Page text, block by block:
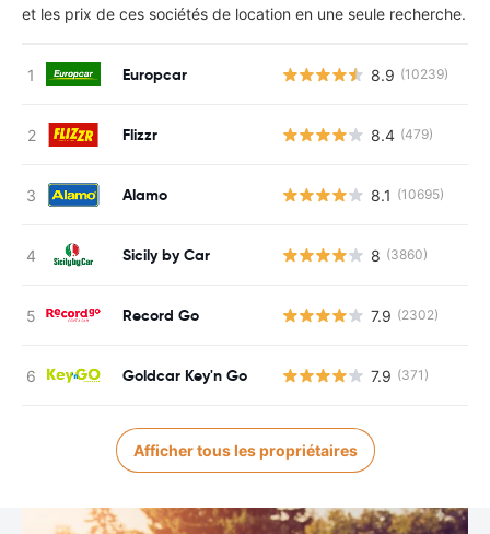
et les prix de ces sociétés de location en une seule recherche.
Europcar 8.9 (10239)
Flizzr 8.4 (479)
Alamo 8.1 (10695)
Sicily by Car 8 (3860)
Record Go 7.9 (2302)
Goldcar Key'n Go 7.9 (371)
Afficher tous les propriétaires